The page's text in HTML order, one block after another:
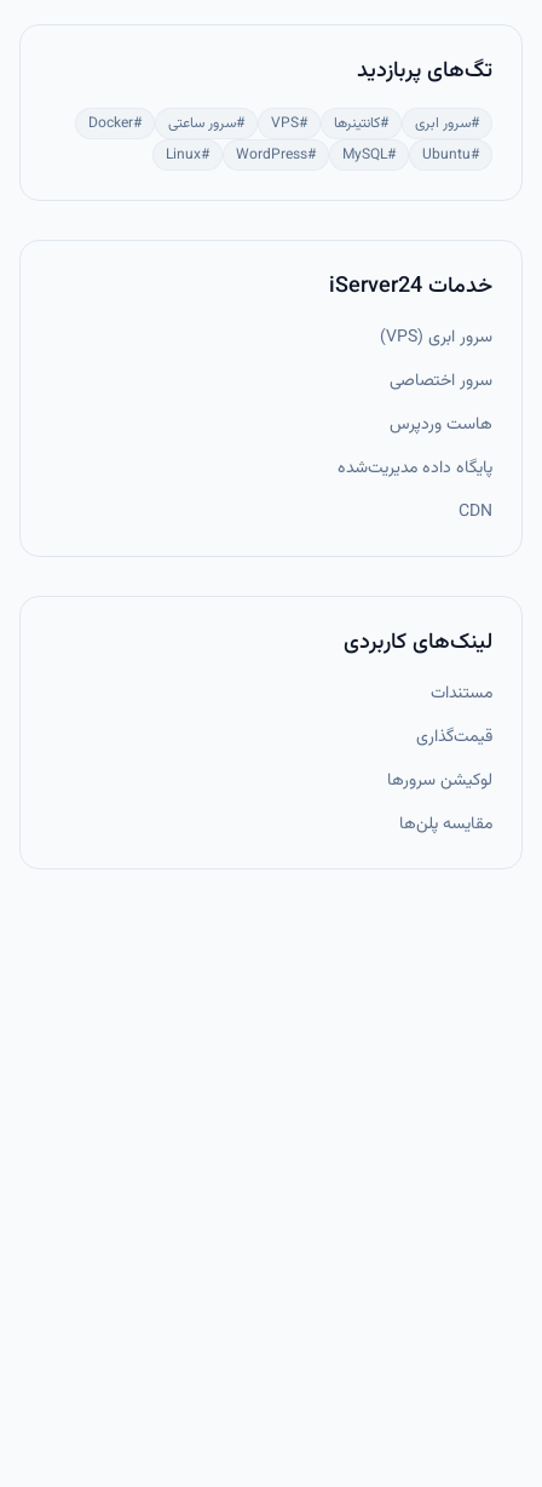
تگ‌های پربازدید
#سرور ابری #کانتینرها #
VPS
#سرور ساعتی #
Docker
#
Ubuntu
#
MySQL
#
WordPress
#
Linux
خدمات iServer24
سرور ابری (VPS)
سرور اختصاصی
هاست وردپرس
پایگاه داده مدیریت‌شده
CDN
لینک‌های کاربردی
مستندات
قیمت‌گذاری
لوکیشن سرورها
مقایسه پلن‌ها